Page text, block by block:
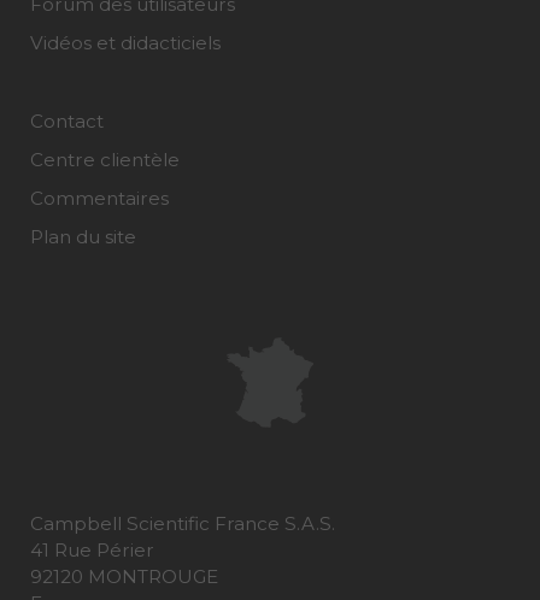
Vidéos et didacticiels
Contact
Centre clientèle
Commentaires
Plan du site
Campbell Scientific France S.A.S.
41 Rue Périer
92120 MONTROUGE